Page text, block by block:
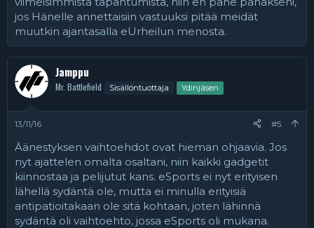
jos Hänelle annettaisiin vastuuksi pitää meidät
muutkin ajantasalla eUrheilun menosta.
Jamppu
Mr. Battlefield Sisällöntuottaja Ydinjäsen
13/11/16 #5
Äänestyksen vaihtoehdot ovat hieman ohjaavia. Jos
nyt ajattelen omalta osaltani, niin kaikki gadgetit
kiinnostaa ja pelijutut kans. eSports ei nyt erityisen
lähellä sydäntä ole, mutta ei minulla erityisiä
antipatioitakaan ole sitä kohtaan, joten lähinnä
sydäntä oli vaihtoehto, jossa eSports oli mukana.